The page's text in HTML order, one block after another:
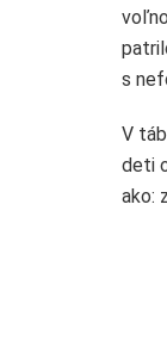
s
V
deti
ako: